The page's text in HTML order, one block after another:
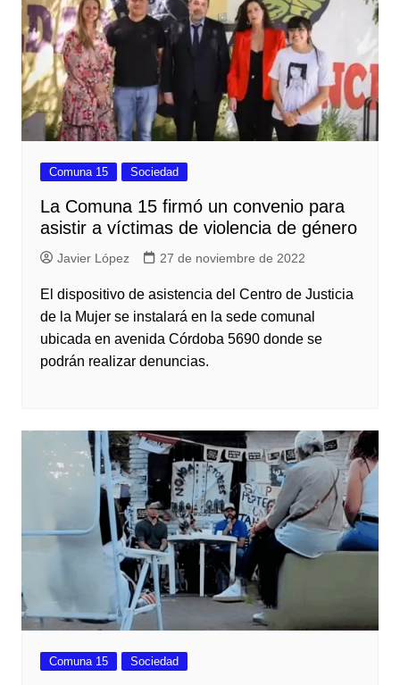
Comuna 15 Sociedad
La Comuna 15 firmó un convenio para
asistir a víctimas de violencia de género
Javier López 27 de noviembre de 2022
El dispositivo de asistencia del Centro de Justicia
de la Mujer se instalará en la sede comunal
ubicada en avenida Córdoba 5690 donde se
podrán realizar denuncias.
Comuna 15 Sociedad